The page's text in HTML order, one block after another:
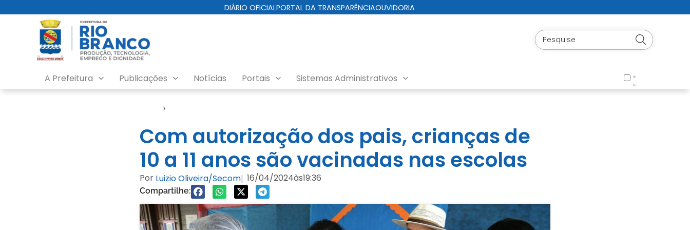
DIÁRIO OFICIALPORTAL DA TRANSPARÊNCIAOUVIDORIA
A Prefeitura Publicações Notícias Portais Sistemas Administrativos
›
Com autorização dos pais, crianças de
10 a 11 anos são vacinadas nas escolas
Por Luizio Oliveira/Secom| 16/04/2024às19:36
Compartilhe: